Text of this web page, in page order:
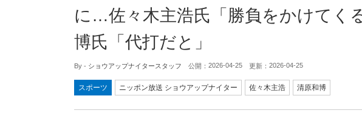
に…佐々木主浩氏「勝負をかけてく
博氏「代打だと」
By - ショウアップナイタースタッフ 公開： 2026-04-25 更新： 2026-04-25
スポーツ ニッポン放送 ショウアップナイター 佐々木主浩 清原和博